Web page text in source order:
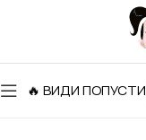
🔥 ВИДИ ПОПУСТИ